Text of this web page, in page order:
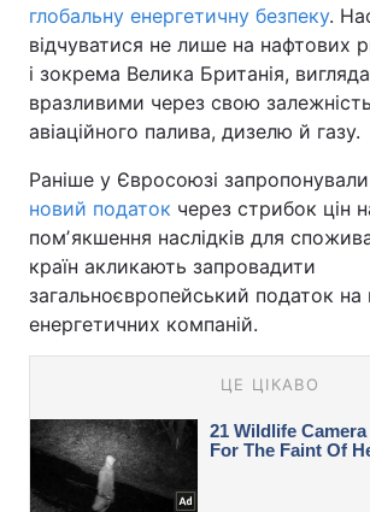
глобальну енергетичну безпеку.
відчуватися не лише на нафтових
і зокрема Велика Британія,
вразливими через свою
авіаційного палива, дизелю й газу.
Раніше у Євросоюзі
новий податок через стрибок цін
помʼякшення наслідків для
країн акликають запровадити
загальноєвропейський податок на
енергетичних компаній.